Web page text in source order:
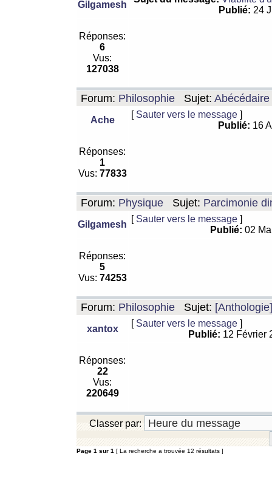
Gilgamesh
Publié: 24
Réponses:
6
Vus:
127038
Forum: Philosophie Sujet: Abécédaire
Ache
[ Sauter vers le message ]
Publié: 16
Réponses:
1
Vus: 77833
Forum: Physique Sujet: Parcimonie
Gilgamesh
[ Sauter vers le message ]
Publié: 02
Réponses:
5
Vus: 74253
Forum: Philosophie Sujet:
xantox
[ Sauter vers le message ]
Publié: 12 Février
Réponses:
22
Vus:
220649
Classer par:
Page 1 sur 1 [ La recherche a trouvée 12 résultats ]